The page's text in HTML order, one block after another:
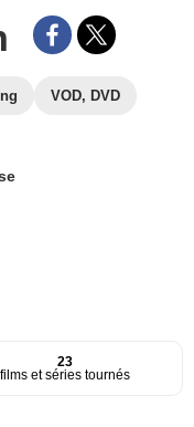
VOD, DVD
23
films et séries tournés